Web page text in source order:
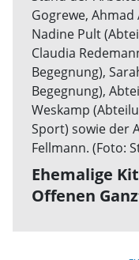
Ehemalige
Offenen